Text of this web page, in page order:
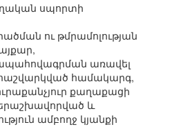
սպորտի
ու թմրամոլության
առավել
համակարգ,
քաղաքացի
և
ամբողջ կյանքի